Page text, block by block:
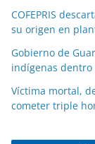
COFEPRIS
su origen en
Gobierno de
indígenas
Víctima mortal,
cometer triple